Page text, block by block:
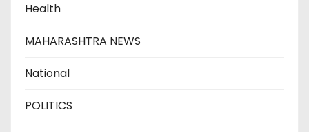
Health
MAHARASHTRA NEWS
National
POLITICS